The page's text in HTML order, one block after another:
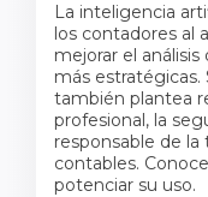
La inteligencia
los contadores al
mejorar el
más estratégicas.
también plantea
profesional, la
responsable de
contables.
potenciar su uso.